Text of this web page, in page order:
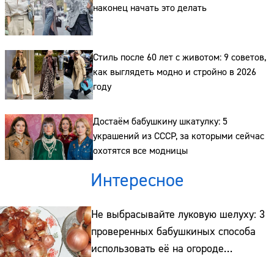
наконец начать это делать
Стиль после 60 лет с животом: 9 советов,
как выглядеть модно и стройно в 2026
году
Достаём бабушкину шкатулку: 5
украшений из СССР, за которыми сейчас
охотятся все модницы
Интересное
Не выбрасывайте луковую шелуху: 3
проверенных бабушкиных способа
использовать её на огороде